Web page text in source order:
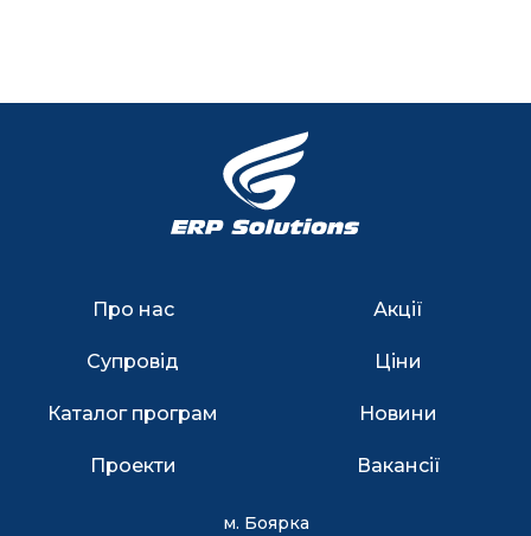
Про нас
Супровід
Каталог програм
Проекти
Акції
Ціни
Новини
Вакансії
м. Боярка